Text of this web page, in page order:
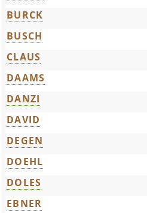
BURCK
BUSCH
CLAUS
DAAMS
DANZI
DAVID
DEGEN
DOEHL
DOLES
EBNER